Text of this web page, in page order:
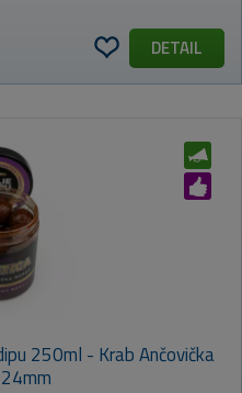
DETAIL
250ml - Krab Ančovička